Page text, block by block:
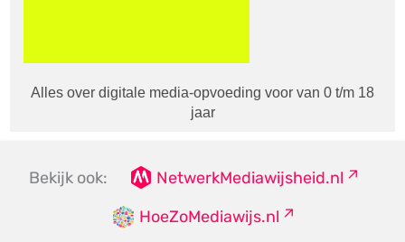
Alles over digitale media-opvoeding voor van 0 t/m 18
jaar
Bekijk ook:
NetwerkMediawijsheid.nl
HoeZoMediawijs.nl